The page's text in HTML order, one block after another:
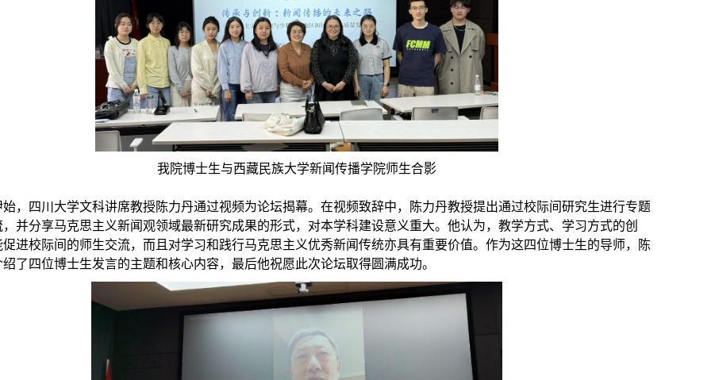
我院博士生与西藏民族大学新闻传播学院师生合影
始，四川大学文科讲席教授陈力丹通过视频为论坛揭幕。在视频致辞中，陈力丹教授提出通过校际间研究生进行专题
并分享马克思主义新闻观领域最新研究成果的形式，对本学科建设意义重大。他认为，教学方式、学习方式的创
进校际间的师生交流，而且对学习和践行马克思主义优秀新闻传统亦具有重要价值。作为这四位博士生的导师，陈
了四位博士生发言的主题和核心内容，最后他祝愿此次论坛取得圆满成功。